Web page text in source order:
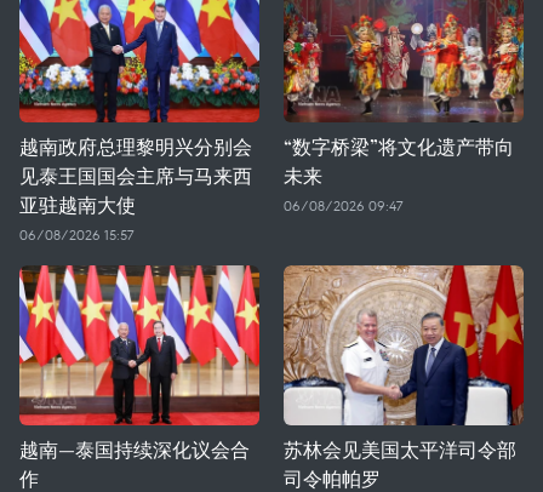
越南政府总理黎明兴分别会
见泰王国国会主席与马来西
亚驻越南大使
06/08/2026 15:57
“数字桥梁”将文化遗产带向
未来
06/08/2026 09:47
越南—泰国持续深化议会合
作
苏林会见美国太平洋司令部
司令帕帕罗